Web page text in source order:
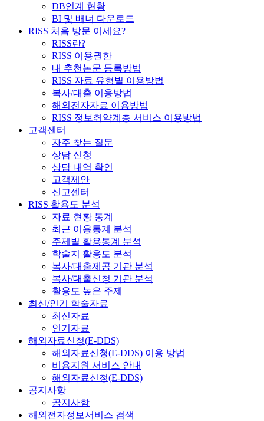
DB연계 현황
BI 및 배너 다운로드
RISS 처음 방문 이세요?
RISS란?
RISS 이용권한
내 추천논문 등록방법
RISS 자료 유형별 이용방법
복사/대출 이용방법
해외전자자료 이용방법
RISS 정보취약계층 서비스 이용방법
고객센터
자주 찾는 질문
상담 신청
상담 내역 확인
고객제안
신고센터
RISS 활용도 분석
자료 현황 통계
최근 이용통계 분석
주제별 활용통계 분석
학술지 활용도 분석
복사/대출제공 기관 분석
복사/대출신청 기관 분석
활용도 높은 주제
최신/인기 학술자료
최신자료
인기자료
해외자료신청(E-DDS)
해외자료신청(E-DDS) 이용 방법
비용지원 서비스 안내
해외자료신청(E-DDS)
공지사항
공지사항
해외전자정보서비스 검색